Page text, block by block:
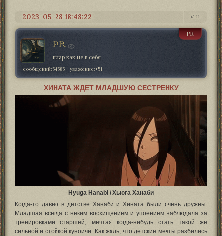
11
2023-05-28 18:48:22
PR
PR
пиар как не в себя
сообщений:54585 уважение:+51
ХИНАТА ЖДЕТ МЛАДШУЮ СЕСТРЕНКУ
Hyuga Hanabi / Хьюга Ханаби
Когда-то давно в детстве Ханаби и Хината были очень дружны.
Младшая всегда с неким восхищением и упоением наблюдала за
тренировками старшей, мечтая когда-нибудь стать такой же
сильной и стойкой куноичи. Как жаль, что детские мечты разбились